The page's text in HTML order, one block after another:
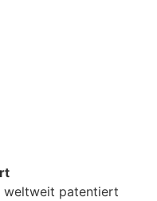
weltweit patentiert